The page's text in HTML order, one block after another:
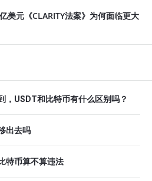
美元《CLARITY法案》为何面临更大
，USDT和比特币有什么区别吗？
出去吗
特币算不算违法